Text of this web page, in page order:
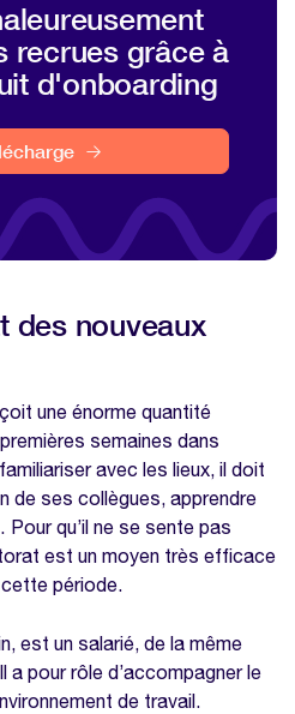
recrues grâce à
d'onboarding
des nouveaux
une énorme quantité
semaines dans
avec les lieux, il doit
de ses collègues, apprendre
qu’il ne se sente pas
est un moyen très efficace
période.
est un salarié, de la même
a pour rôle d’accompagner le
de travail.